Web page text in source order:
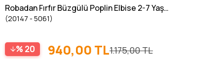
Robadan Fırfır Büzgülü Poplin Elbise 2-7 Yaş
Turuncu
(20147 - 5061)
20 1.175,00 TL
940,00 TL